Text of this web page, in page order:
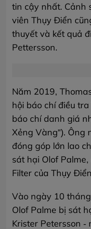
tin cậy nhất. Cảnh
viên Thụy Điển
thuyết và kết quả
Pettersson.
Năm 2019,
hội báo chí điều
báo chí danh giá
Xẻng Vàng”). Ông
đóng góp lớn lao
sát hại Olof
Filter của Thụy
Vào ngày 10
Olof Palme bị sát
Krister Petersson -